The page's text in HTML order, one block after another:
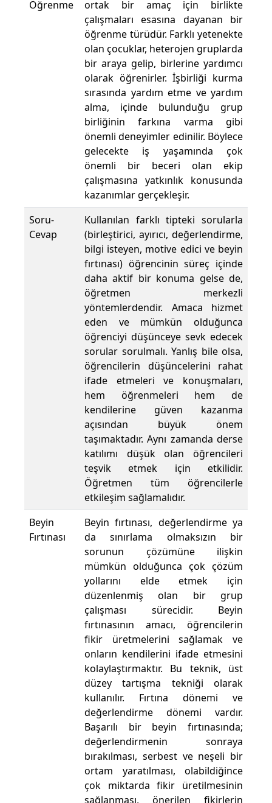
Öğrenme
ortak bir amaç için birlikte
çalışmaları esasına dayanan bir
öğrenme türüdür. Farklı yetenekte
olan çocuklar, heterojen gruplarda
bir araya gelip, birlerine yardımcı
olarak öğrenirler. İşbirliği kurma
sırasında yardım etme ve yardım
alma, içinde bulunduğu grup
birliğinin farkına varma gibi
önemli deneyimler edinilir. Böylece
gelecekte iş yaşamında çok
önemli bir beceri olan ekip
çalışmasına yatkınlık konusunda
kazanımlar gerçekleşir.
Soru-
Cevap
Kullanılan farklı tipteki sorularla
(birleştirici, ayırıcı, değerlendirme,
bilgi isteyen, motive edici ve beyin
fırtınası) öğrencinin süreç içinde
daha aktif bir konuma gelse de,
öğretmen merkezli
yöntemlerdendir. Amaca hizmet
eden ve mümkün olduğunca
öğrenciyi düşünceye sevk edecek
sorular sorulmalı. Yanlış bile olsa,
öğrencilerin düşüncelerini rahat
ifade etmeleri ve konuşmaları,
hem öğrenmeleri hem de
kendilerine güven kazanma
açısından büyük önem
taşımaktadır. Aynı zamanda derse
katılımı düşük olan öğrencileri
teşvik etmek için etkilidir.
Öğretmen tüm öğrencilerle
etkileşim sağlamalıdır.
Beyin
Fırtınası
Beyin fırtınası, değerlendirme ya
da sınırlama olmaksızın bir
sorunun çözümüne ilişkin
mümkün olduğunca çok çözüm
yollarını elde etmek için
düzenlenmiş olan bir grup
çalışması sürecidir. Beyin
fırtınasının amacı, öğrencilerin
fikir üretmelerini sağlamak ve
onların kendilerini ifade etmesini
kolaylaştırmaktır. Bu teknik, üst
düzey tartışma tekniği olarak
kullanılır. Fırtına dönemi ve
değerlendirme dönemi vardır.
Başarılı bir beyin fırtınasında;
değerlendirmenin sonraya
bırakılması, serbest ve neşeli bir
ortam yaratılması, olabildiğince
çok miktarda fikir üretilmesinin
sağlanması, önerilen fikirlerin